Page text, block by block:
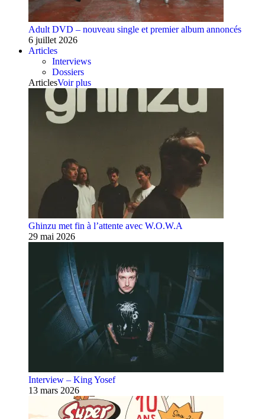
Adult DVD – nouveau single et premier album annoncés
6 juillet 2026
Articles
Interviews
Dossiers
ArticlesVoir plus
Ghinzu met fin à l’attente avec W.O.W.A
29 mai 2026
Interview – King Yosef
13 mars 2026